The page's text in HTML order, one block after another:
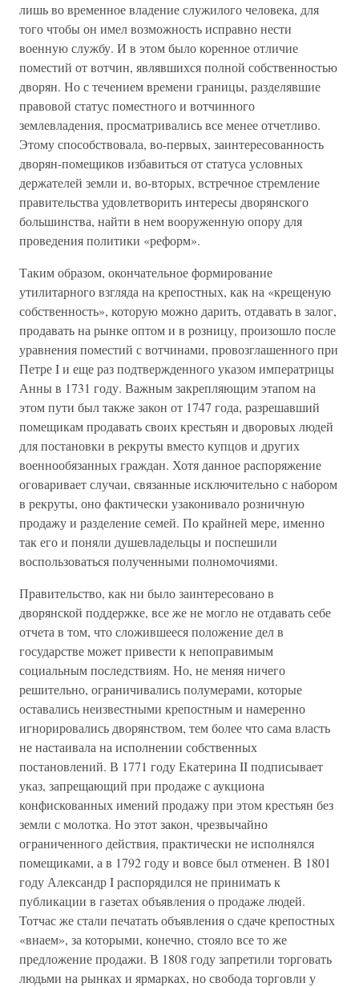
лишь во временное владение служилого человека, для
того чтобы он имел возможность исправно нести
военную службу. И в этом было коренное отличие
поместий от вотчин, являвшихся полной собственностью
дворян. Но с течением времени границы, разделявшие
правовой статус поместного и вотчинного
землевладения, просматривались все менее отчетливо.
Этому способствовала, во-первых, заинтересованность
дворян-помещиков избавиться от статуса условных
держателей земли и, во-вторых, встречное стремление
правительства удовлетворить интересы дворянского
большинства, найти в нем вооруженную опору для
проведения политики «реформ».
Таким образом, окончательное формирование
утилитарного взгляда на крепостных, как на «крещеную
собственность», которую можно дарить, отдавать в залог,
продавать на рынке оптом и в розницу, произошло после
уравнения поместий с вотчинами, провозглашенного при
Петре I и еще раз подтвержденного указом императрицы
Анны в 1731 году. Важным закрепляющим этапом на
этом пути был также закон от 1747 года, разрешавший
помещикам продавать своих крестьян и дворовых людей
для постановки в рекруты вместо купцов и других
военнообязанных граждан. Хотя данное распоряжение
оговаривает случаи, связанные исключительно с набором
в рекруты, оно фактически узаконивало розничную
продажу и разделение семей. По крайней мере, именно
так его и поняли душевладельцы и поспешили
воспользоваться полученными полномочиями.
Правительство, как ни было заинтересовано в
дворянской поддержке, все же не могло не отдавать себе
отчета в том, что сложившееся положение дел в
государстве может привести к непоправимым
социальным последствиям. Но, не меняя ничего
решительно, ограничивались полумерами, которые
оставались неизвестными крепостным и намеренно
игнорировались дворянством, тем более что сама власть
не настаивала на исполнении собственных
постановлений. В 1771 году Екатерина II подписывает
указ, запрещающий при продаже с аукциона
конфискованных имений продажу при этом крестьян без
земли с молотка. Но этот закон, чрезвычайно
ограниченного действия, практически не исполнялся
помещиками, а в 1792 году и вовсе был отменен. В 1801
году Александр I распорядился не принимать к
публикации в газетах объявления о продаже людей.
Тотчас же стали печатать объявления о сдаче крепостных
«внаем», за которыми, конечно, стояло все то же
предложение продажи. В 1808 году запретили торговать
людьми на рынках и ярмарках, но свобода торговли у